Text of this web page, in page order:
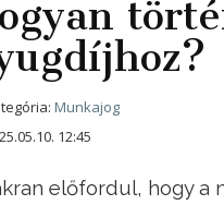
Munkajog
12:45
előfordul, hogy a